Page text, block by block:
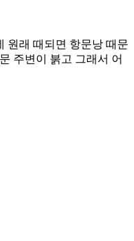
원래 때되면 항문낭 때문
주변이 붉고 그래서 어